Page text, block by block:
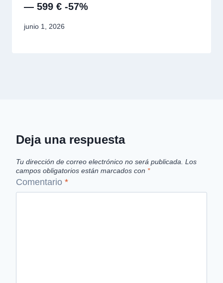
— 599 € -57%
junio 1, 2026
Deja una respuesta
Tu dirección de correo electrónico no será publicada. Los
campos obligatorios están marcados con *
Comentario *